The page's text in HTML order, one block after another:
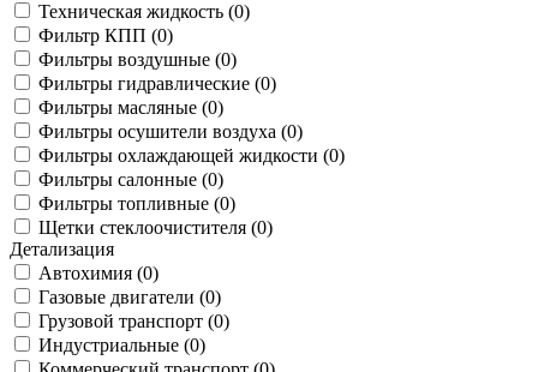
Техническая жидкость (0)
Фильтр КПП (0)
Фильтры воздушные (0)
Фильтры гидравлические (0)
Фильтры масляные (0)
Фильтры осушители воздуха (0)
Фильтры охлаждающей жидкости (0)
Фильтры салонные (0)
Фильтры топливные (0)
Щетки стеклоочистителя (0)
Детализация
Автохимия (0)
Газовые двигатели (0)
Грузовой транспорт (0)
Индустриальные (0)